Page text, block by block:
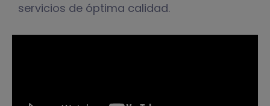
servicios de óptima calidad.